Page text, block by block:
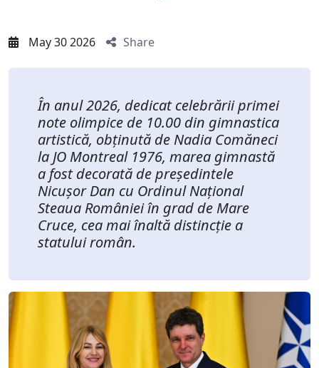
May 30 2026 Share
În anul 2026, dedicat celebrării primei
note olimpice de 10.00 din gimnastica
artistică, obținută de Nadia Comăneci
la JO Montreal 1976, marea gimnastă
a fost decorată de președintele
Nicușor Dan cu Ordinul Național
Steaua României în grad de Mare
Cruce, cea mai înaltă distincție a
statului român.